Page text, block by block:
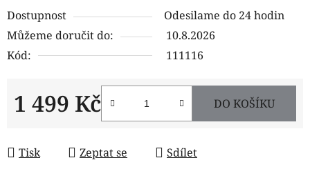
Dostupnost
Odesilame do 24 hodin
Můžeme doručit do:
10.8.2026
Kód:
111116
1 499 Kč DO KOŠÍKU
Tisk Zeptat se Sdílet